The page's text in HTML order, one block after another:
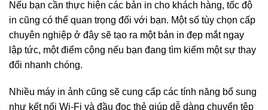
Nếu bạn cần thực hiện các bản in cho khách hàng, tốc độ
in cũng có thể quan trọng đối với bạn. Một số tùy chọn cấp
chuyên nghiệp ở đây sẽ tạo ra một bản in đẹp mắt ngay
lập tức, một điểm cộng nếu bạn đang tìm kiếm một sự thay
đổi nhanh chóng.
Nhiều máy in ảnh cũng sẽ cung cấp các tính năng bổ sung
như kết nối Wi-Fi và đầu đọc thẻ giúp dễ dàng chuyển tệp